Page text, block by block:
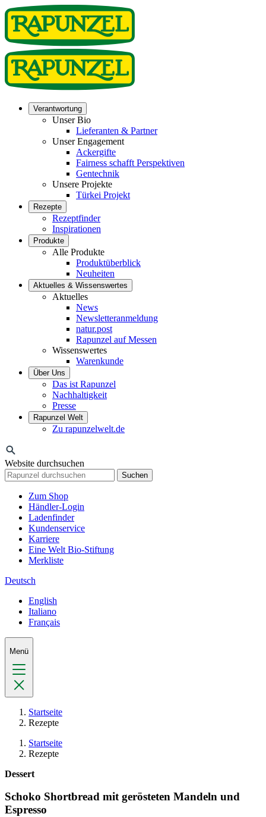
Verantwortung
Unser Bio
Lieferanten & Partner
Unser Engagement
Ackergifte
Fairness schafft Perspektiven
Gentechnik
Unsere Projekte
Türkei Projekt
Rezepte
Rezeptfinder
Inspirationen
Produkte
Alle Produkte
Produktüberblick
Neuheiten
Aktuelles & Wissenswertes
Aktuelles
News
Newsletteranmeldung
natur.post
Rapunzel auf Messen
Wissenswertes
Warenkunde
Über Uns
Das ist Rapunzel
Nachhaltigkeit
Presse
Rapunzel Welt
Zu rapunzelwelt.de
Website durchsuchen
Suchen
Zum Shop
Händler-Login
Ladenfinder
Kundenservice
Karriere
Eine Welt Bio-Stiftung
Merkliste
Deutsch
English
Italiano
Français
Menü
Startseite
Rezepte
Startseite
Rezepte
Dessert
Schoko Shortbread mit gerösteten Mandeln und
Espresso